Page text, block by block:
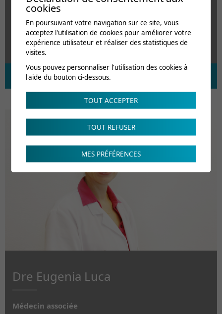
Dre Eugenia Luca
Médecin associée
cookies
En poursuivant votre navigation sur ce site, vous
acceptez l'utilisation de cookies pour améliorer votre
expérience utilisateur et réaliser des statistiques de
visites.
Vous pouvez personnaliser l'utilisation des cookies à
l'aide du bouton ci-dessous.
TOUT ACCEPTER
TOUT REFUSER
MES PRÉFÉRENCES